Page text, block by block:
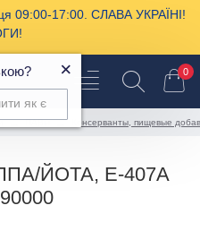
09:00-17:00. СЛАВА УКРАЇНІ!
0
ПАВы Консерванты, пищевые
ЙОТА, Е-407А
×
як є